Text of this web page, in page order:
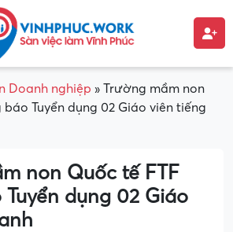
Doanh nghiệp » Trường mầm non
báo Tuyển dụng 02 Giáo viên tiếng
non Quốc tế FTF
dụng 02 Giáo